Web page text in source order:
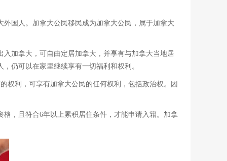
国人。加拿大公民移民成为加拿大公民，属于加拿大
加拿大，可自由定居加拿大，并享有与加拿大当地居
仍可以在家里继续享有一切福利和权利。
权利，可享有加拿大公民的任何权利，包括政治权。因
，且符合6年以上累积居住条件，才能申请入籍。加拿